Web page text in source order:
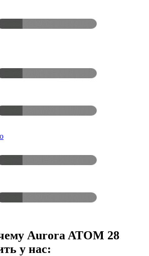
Aurora ATOM 28
у нас: